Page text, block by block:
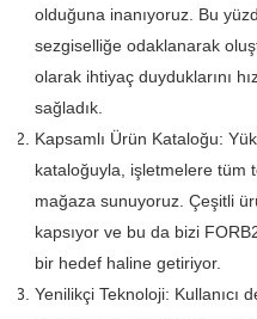
olduğuna inanıyoruz. Bu
sezgiselliğe odaklanarak
olarak ihtiyaç duyduklarını
sağladık.
Kapsamlı Ürün Kataloğu:
kataloğuyla, işletmelere tüm
mağaza sunuyoruz. Çeşitli
kapsıyor ve bu da bizi
bir hedef haline getiriyor.
Yenilikçi Teknoloji: Kullanıcı